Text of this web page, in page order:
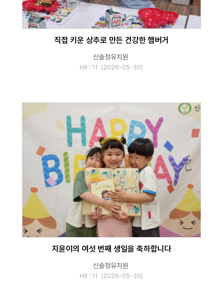
직접 키운 상추로 만든 건강한 햄버거
신솔정유치원
Hit : 11 (2026-05-30)
지윤이의 여섯 번째 생일을 축하합니다
신솔정유치원
Hit : 11 (2026-05-30)